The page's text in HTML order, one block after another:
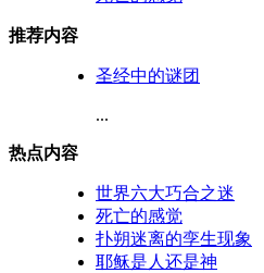
推荐内容
圣经中的谜团
...
热点内容
世界六大巧合之迷
死亡的感觉
扑朔迷离的孪生现象
耶稣是人还是神